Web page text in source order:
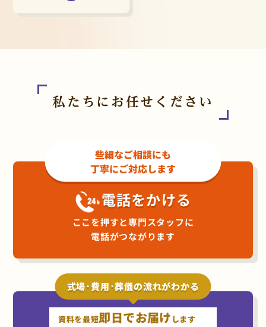
私たちにお任せください
些細なご相談にも
丁寧にご対応します
ここを押すと専門スタッフに
電話がつながります
電話をかける
式場･費用･葬儀の流れがわかる
資料を最短即日でお届け します